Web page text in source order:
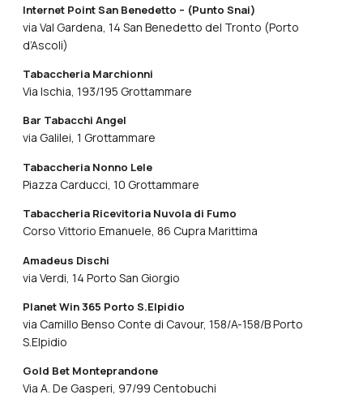
Internet Point San Benedetto – (Punto Snai)
via Val Gardena, 14 San Benedetto del Tronto (Porto
d’Ascoli)
Tabaccheria Marchionni
Via Ischia, 193/195 Grottammare
Bar Tabacchi Angel
via Galilei, 1 Grottammare
Tabaccheria Nonno Lele
Piazza Carducci, 10 Grottammare
Tabaccheria Ricevitoria Nuvola di Fumo
Corso Vittorio Emanuele, 86 Cupra Marittima
Amadeus Dischi
via Verdi, 14 Porto San Giorgio
Planet Win 365 Porto S.Elpidio
via Camillo Benso Conte di Cavour, 158/A-158/B Porto
S.Elpidio
Gold Bet Monteprandone
Via A. De Gasperi, 97/99 Centobuchi